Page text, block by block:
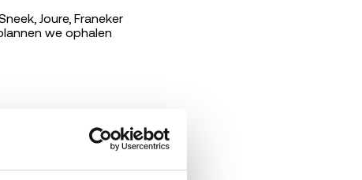
Joure, Franeker
we ophalen
en een